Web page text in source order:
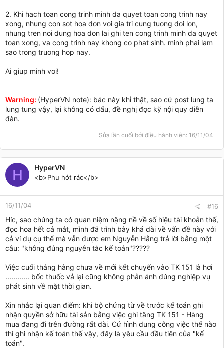
2. Khi hach toan cong trinh minh da quyet toan cong trinh nay
xong, nhung con sot hoa don voi gia tri cung tuong doi lon,
nhung tren noi dung hoa don lai ghi ten cong trinh minh da quyet
toan xong, va cong trinh nay khong co phat sinh. minh phai lam
sao trong truong hop nay.
Ai giup minh voi!
Warning: (HyperVN note): bác này khỉ thật, sao cứ post lung ta
lung tung vậy, lại không có dấu, đề nghị đọc kỹ nội quy diễn
đàn.
Sửa lần cuối bởi điều hành viên: 16/11/04
H HyperVN
<b>Phu hót rác</b>
16/11/04 #16
Híc, sao chúng ta có quan niệm nặng nề về số hiệu tài khoản thế,
đọc hoa hết cả mắt, mình đã trình bày khá dài về vấn đề này với
cả ví dụ cụ thể mà vẫn được em Nguyễn Hằng trả lời bằng một
câu: "không đúng nguyên tắc kế toán"?????
Việc cuối tháng hàng chưa về mới kết chuyển vào TK 151 là hơi
............ bốc thuốc vả lại cũng không phản ánh đúng nghiệp vụ
phát sinh về mặt thời gian.
Xin nhắc lại quan điểm: khi bộ chứng từ về trước kế toán ghi
nhận quyền sở hữu tài sản bằng việc ghi tăng TK 151 - Hàng
mua đang đi trên đường rất dài. Cứ hình dung công việc thế nào
thì ghi nhận kế toán thế vậy, đây là yêu cầu đầu tiên của "kế
toán".